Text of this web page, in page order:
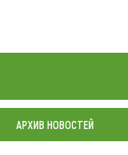
АРХИВ НОВОСТЕЙ